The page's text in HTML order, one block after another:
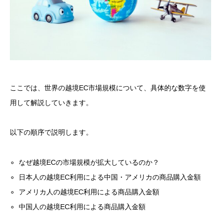
ここでは、世界の越境EC市場規模について、具体的な数字を使
用して解説していきます。
以下の順序で説明します。
なぜ越境ECの市場規模が拡大しているのか？
日本人の越境EC利用による中国・アメリカの商品購入金額
アメリカ人の越境EC利用による商品購入金額
中国人の越境EC利用による商品購入金額